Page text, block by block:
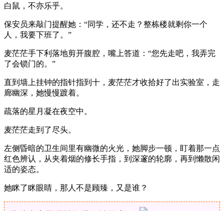
白鼠，不亦乐乎。
保安员来敲门提醒她：“同学，还不走？整栋楼就剩你一个
人，我要下班了。”
麦茫茫手下利落地剪开腹腔，嘴上答道：“您先走吧，我弄完
了会锁门的。”
直到墙上挂钟的指针指到十，麦茫茫才收拾好了出实验室，走
廊幽深，她慢慢踱着。
疏落的星月凝在夜空中。
麦茫茫走到了尽头。
左侧昏暗的卫生间里有幽微的火光，她脚步一顿，盯着那一点
红色辨认，从夹着烟的修长手指，到深邃的轮廓，再到懒散闲
适的姿态。
她眯了眯眼睛，那人不是顾臻，又是谁？